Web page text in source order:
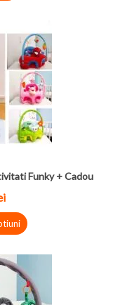
Funky + Cadou